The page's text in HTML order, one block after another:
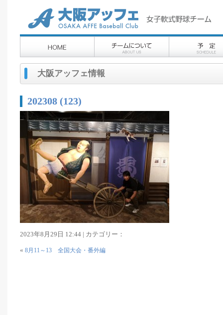
大阪アッフェ情報
202308 (123)
2023年8月29日 12:44 | カテゴリー：
« 8月11～13 全国大会・番外編